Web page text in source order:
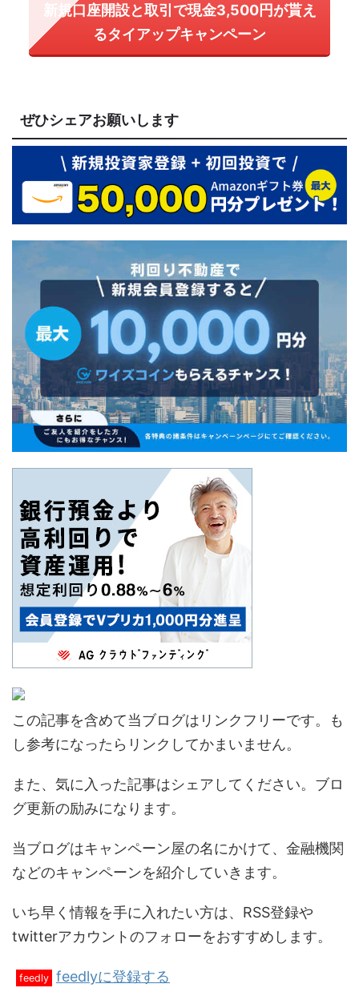
新規口座開設と取引で現金3,500円が貰え
るタイアップキャンペーン
ぜひシェアお願いします
この記事を含めて当ブログはリンクフリーです。も
し参考になったらリンクしてかまいません。
また、気に入った記事はシェアしてください。ブロ
グ更新の励みになります。
当ブログはキャンペーン屋の名にかけて、金融機関
などのキャンペーンを紹介していきます。
いち早く情報を手に入れたい方は、RSS登録や
twitterアカウントのフォローをおすすめします。
feedly feedlyに登録する